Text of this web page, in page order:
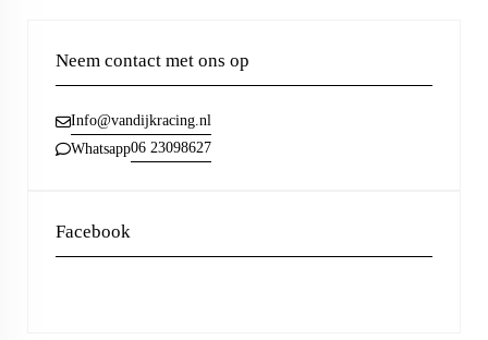
Neem contact met ons op
Info@vandijkracing.nl
Whatsapp06 23098627
Facebook